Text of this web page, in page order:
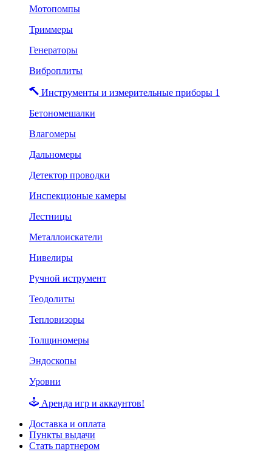
Мотопомпы
Триммеры
Генераторы
Виброплиты
Инструменты и измерительные приборы 1
Бетономешалки
Влагомеры
Дальномеры
Детектор проводки
Инспекционые камеры
Лестницы
Металлоискатели
Нивелиры
Ручной иструмент
Теодолиты
Тепловизоры
Толщиномеры
Эндоскопы
Уровни
Аренда игр и аккаунтов!
Доставка и оплата
Пункты выдачи
Стать партнером